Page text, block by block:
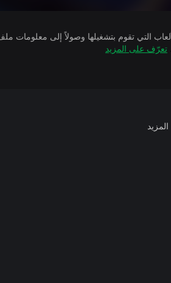
تعرّف على المزيد
المزيد